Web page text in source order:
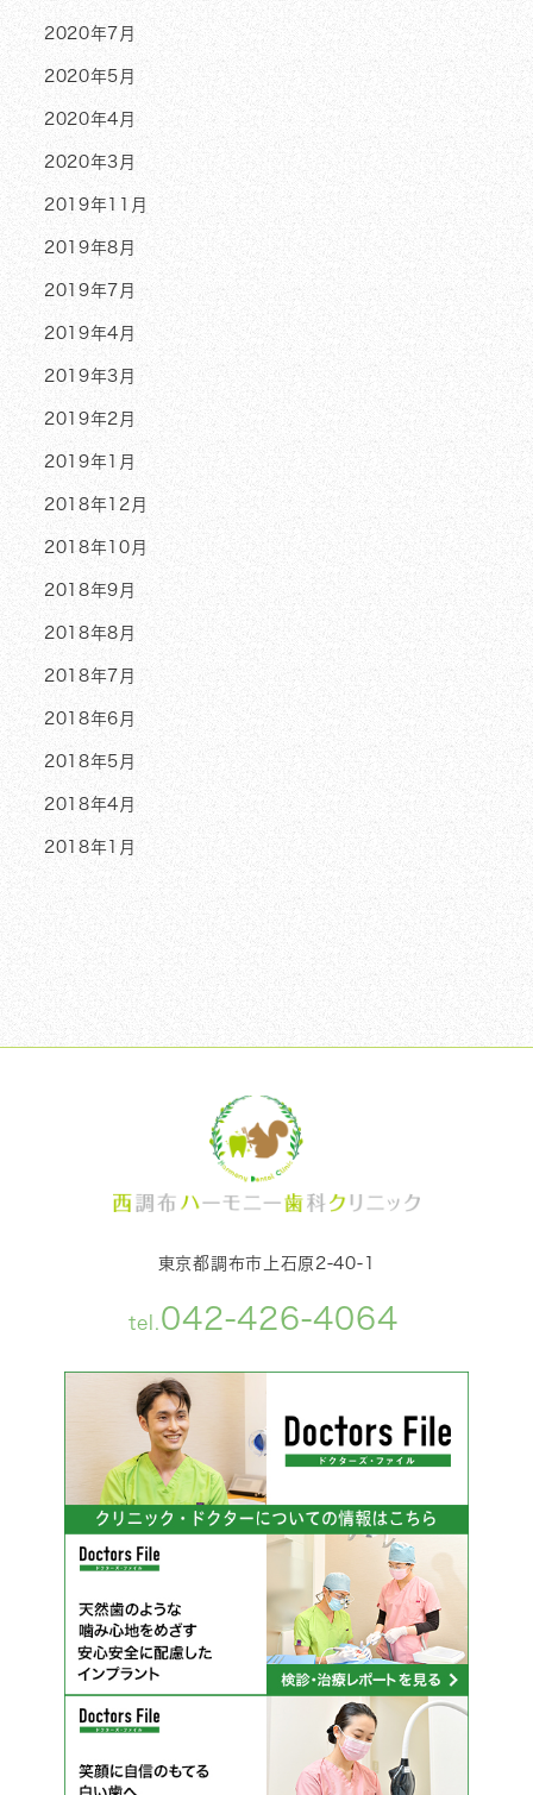
2020年7月
2020年5月
2020年4月
2020年3月
2019年11月
2019年8月
2019年7月
2019年4月
2019年3月
2019年2月
2019年1月
2018年12月
2018年10月
2018年9月
2018年8月
2018年7月
2018年6月
2018年5月
2018年4月
2018年1月
東京都調布市上石原2-40-1
tel. 042-426-4064